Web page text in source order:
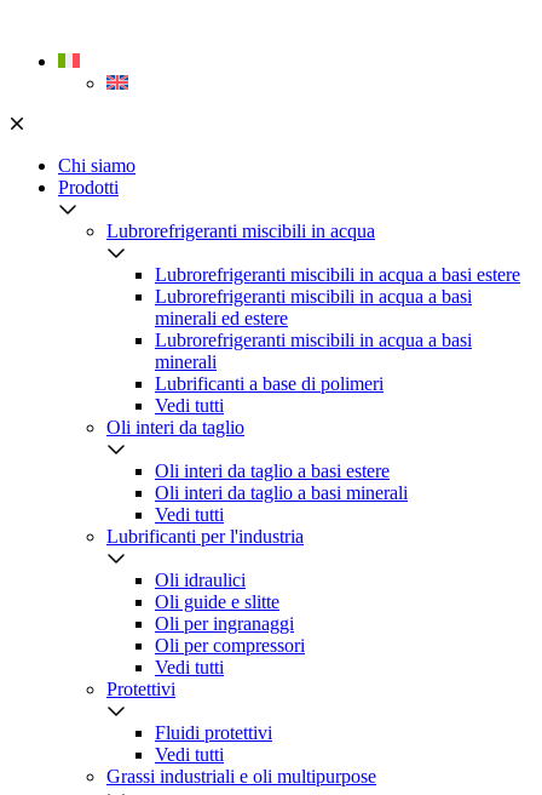
content
Chi siamo
Prodotti
Lubrorefrigeranti miscibili in acqua
Lubrorefrigeranti miscibili in acqua a basi estere
Lubrorefrigeranti miscibili in acqua a basi
minerali ed estere
Lubrorefrigeranti miscibili in acqua a basi
minerali
Lubrificanti a base di polimeri
Vedi tutti
Oli interi da taglio
Oli interi da taglio a basi estere
Oli interi da taglio a basi minerali
Vedi tutti
Lubrificanti per l'industria
Oli idraulici
Oli guide e slitte
Oli per ingranaggi
Oli per compressori
Vedi tutti
Protettivi
Fluidi protettivi
Vedi tutti
Grassi industriali e oli multipurpose